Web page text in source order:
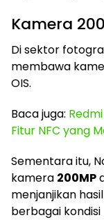
Kamera
Di sektor
membawa
OIS.
Baca juga:
Fitur NFC yang
Sementara itu,
kamera 200MP
menjanjikan
berbagai